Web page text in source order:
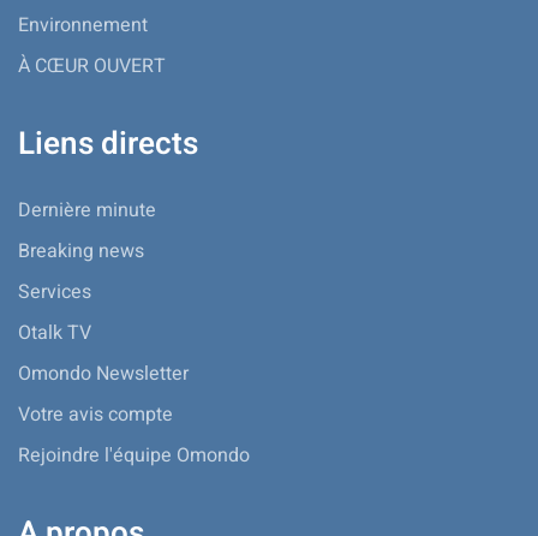
Environnement
À CŒUR OUVERT
Liens directs
Dernière minute
Breaking news
Services
Otalk TV
Omondo Newsletter
Votre avis compte
Rejoindre l'équipe Omondo